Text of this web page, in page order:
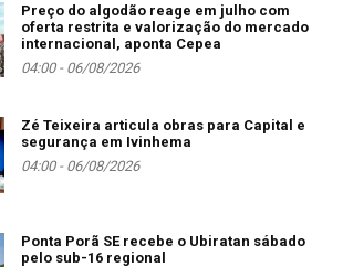
Preço do algodão reage em julho com
oferta restrita e valorização do mercado
internacional, aponta Cepea
04:00 - 06/08/2026
Zé Teixeira articula obras para Capital e
segurança em Ivinhema
04:00 - 06/08/2026
Ponta Porã SE recebe o Ubiratan sábado
pelo sub-16 regional